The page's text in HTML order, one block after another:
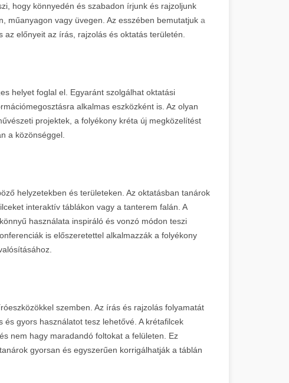
hogy könnyedén és szabadon írjunk és rajzoljunk
műanyagon vagy üvegen. Az esszében bemutatjuk a
előnyeit az írás, rajzolás és oktatás területén.
helyet foglal el. Egyaránt szolgálhat oktatási
alkalmas eszközként is. Az olyan
projektek, a folyékony kréta új megközelítést
a közönséggel.
helyzetekben és területeken. Az oktatásban tanárok
interaktív táblákon vagy a tanterem falán. A
használata inspiráló és vonzó módon teszi
is előszeretettel alkalmazzák a folyékony
szemben. Az írás és rajzolás folyamatát
gyors használatot tesz lehetővé. A krétafilcek
nem hagy maradandó foltokat a felületen. Ez
gyorsan és egyszerűen korrigálhatják a táblán